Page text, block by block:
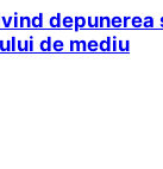
de mediu